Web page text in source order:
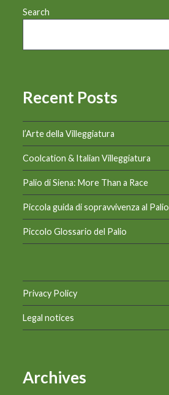
Search
Recent Posts
l’Arte della Villeggiatura
Coolcation & Italian Villeggiatura
Palio di Siena: More Than a Race
Piccola guida di sopravvivenza al Palio
Piccolo Glossario del Palio
Privacy Policy
Legal notices
Archives